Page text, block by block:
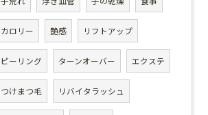
カロリー 艶感 リフトアップ
ピーリング ターンオーバー エクステ
つけまつ毛 リバイタラッシュ